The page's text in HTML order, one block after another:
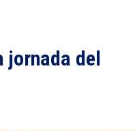
jornada del